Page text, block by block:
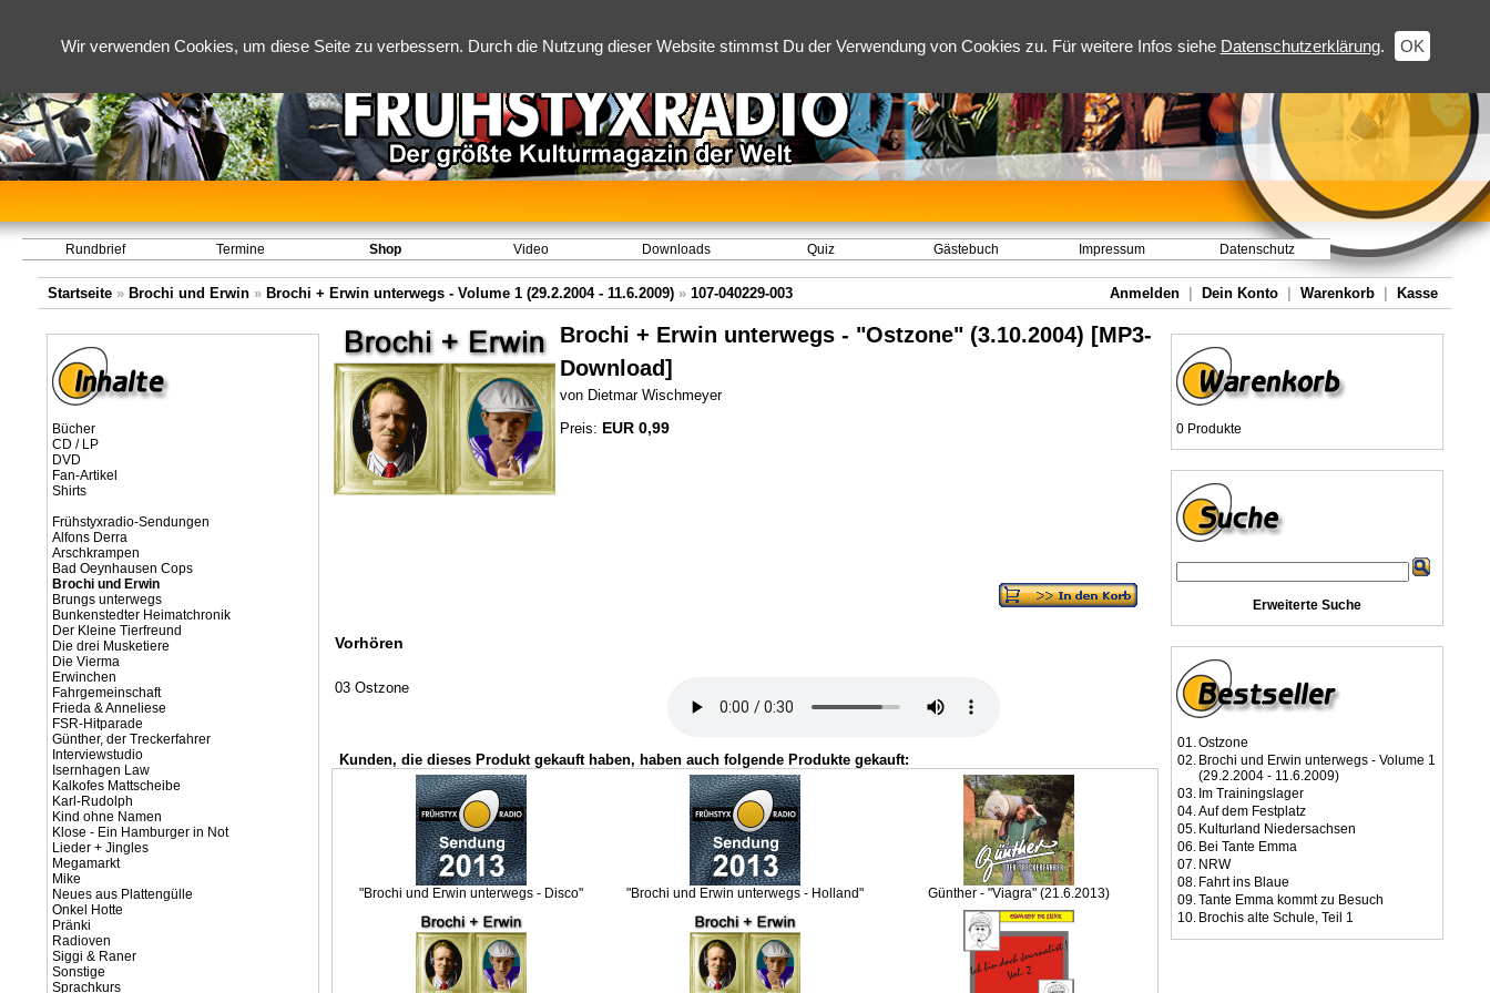
Wir verwenden Cookies, um diese Seite zu verbessern. Durch die Nutzung dieser Website stimmst Du der Verwendung von Cookies zu. Für weitere Infos siehe Datenschutzerklärung. OK
Rundbrief Termine Shop Video Downloads Quiz Gästebuch Impressum Datenschutz
Startseite » Brochi und Erwin » Brochi + Erwin unterwegs - Volume 1 (29.2.2004 - 11.6.2009) » 107-040229-003 Anmelden Dein Konto Warenkorb Kasse
Bücher
CD / LP
DVD
Fan-Artikel
Shirts
Frühstyxradio-Sendungen
Alfons Derra
Arschkrampen
Bad Oeynhausen Cops
Brochi und Erwin
Brungs unterwegs
Bunkenstedter Heimatchronik
Der Kleine Tierfreund
Die drei Musketiere
Die Vierma
Erwinchen
Fahrgemeinschaft
Frieda & Anneliese
FSR-Hitparade
Günther, der Treckerfahrer
Interviewstudio
Isernhagen Law
Kalkofes Mattscheibe
Karl-Rudolph
Kind ohne Namen
Klose - Ein Hamburger in Not
Lieder + Jingles
Megamarkt
Mike
Neues aus Plattengülle
Onkel Hotte
Pränki
Radioven
Siggi & Raner
Sonstige
Sprachkurs
Brochi + Erwin unterwegs - "Ostzone" (3.10.2004) [MP3-
Download]
von Dietmar Wischmeyer
Preis: EUR 0,99
Vorhören
03 Ostzone
Kunden, die dieses Produkt gekauft haben, haben auch folgende Produkte gekauft:
"Brochi und Erwin unterwegs - Disco" "Brochi und Erwin unterwegs - Holland" Günther - "Viagra" (21.6.2013)
0 Produkte
Erweiterte Suche
01.Ostzone
02. Brochi und Erwin unterwegs - Volume 1
(29.2.2004 - 11.6.2009)
03. Im Trainingslager
04.Auf dem Festplatz
05. Kulturland Niedersachsen
06. Bei Tante Emma
07. NRW
08. Fahrt ins Blaue
09.Tante Emma kommt zu Besuch
10. Brochis alte Schule, Teil 1